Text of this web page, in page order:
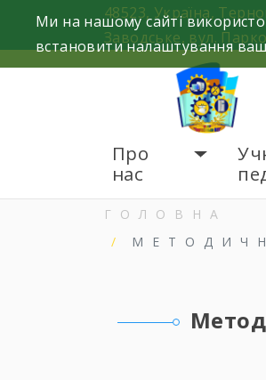
48523, Україна,
Заводське, вул.
Про
нас
ГОЛОВНА
Ми на нашому сайті
встановити налаштування